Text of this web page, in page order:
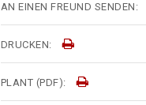
AN EINEN FREUND SENDEN:
DRUCKEN:
PLANT (PDF):